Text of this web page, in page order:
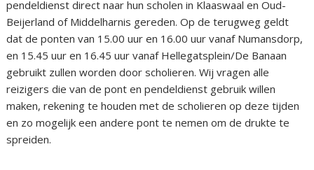
pendeldienst direct naar hun scholen in Klaaswaal en Oud-
Beijerland of Middelharnis gereden. Op de terugweg geldt
dat de ponten van 15.00 uur en 16.00 uur vanaf Numansdorp,
en 15.45 uur en 16.45 uur vanaf Hellegatsplein/De Banaan
gebruikt zullen worden door scholieren. Wij vragen alle
reizigers die van de pont en pendeldienst gebruik willen
maken, rekening te houden met de scholieren op deze tijden
en zo mogelijk een andere pont te nemen om de drukte te
spreiden.